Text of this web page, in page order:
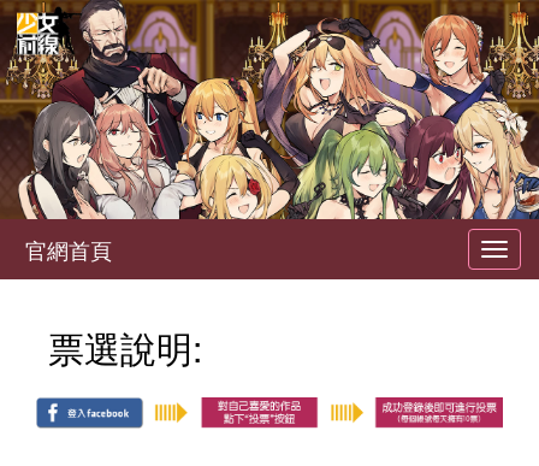
官網首頁
票選說明: